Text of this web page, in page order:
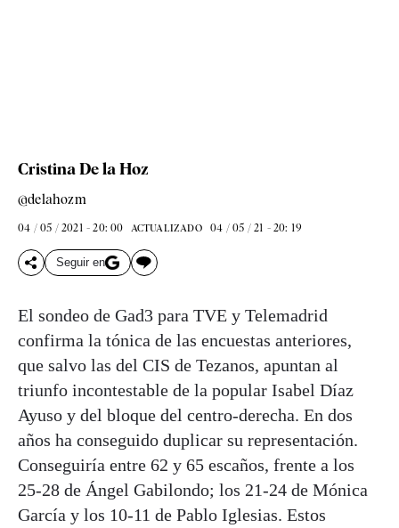
Cristina De la Hoz
@delahozm
04 / 05 / 2021 - 20: 00 ACTUALIZADO 04 / 05 / 21 - 20: 19
Seguir en
El sondeo de Gad3 para TVE y Telemadrid
confirma la tónica de las encuestas anteriores,
que salvo las del CIS de Tezanos, apuntan al
triunfo incontestable de la popular Isabel Díaz
Ayuso y del bloque del centro-derecha. En dos
años ha conseguido duplicar su representación.
Conseguiría entre 62 y 65 escaños, frente a los
25-28 de Ángel Gabilondo; los 21-24 de Mónica
García y los 10-11 de Pablo Iglesias. Estos